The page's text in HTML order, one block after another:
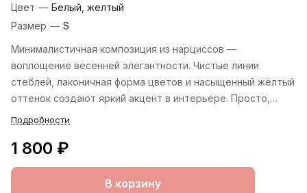
Цвет — Белый, желтый
Размер — S
Минималистичная композиция из нарциссов —
воплощение весенней элегантности. Чистые линии
стеблей, лаконичная форма цветов и насыщенный жёлтый
оттенок создают яркий акцент в интерьере. Просто,
стильно, по‑весеннему.
Подробности
1 800 ₽
В корзину